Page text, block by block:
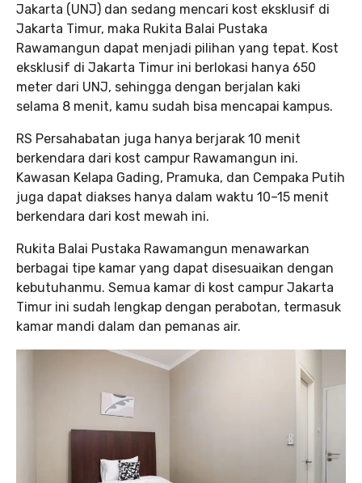
Jakarta (UNJ) dan sedang mencari kost eksklusif di
Jakarta Timur, maka Rukita Balai Pustaka
Rawamangun dapat menjadi pilihan yang tepat. Kost
eksklusif di Jakarta Timur ini berlokasi hanya 650
meter dari UNJ, sehingga dengan berjalan kaki
selama 8 menit, kamu sudah bisa mencapai kampus.
RS Persahabatan juga hanya berjarak 10 menit
berkendara dari kost campur Rawamangun ini.
Kawasan Kelapa Gading, Pramuka, dan Cempaka Putih
juga dapat diakses hanya dalam waktu 10–15 menit
berkendara dari kost mewah ini.
Rukita Balai Pustaka Rawamangun menawarkan
berbagai tipe kamar yang dapat disesuaikan dengan
kebutuhanmu. Semua kamar di kost campur Jakarta
Timur ini sudah lengkap dengan perabotan, termasuk
kamar mandi dalam dan pemanas air.